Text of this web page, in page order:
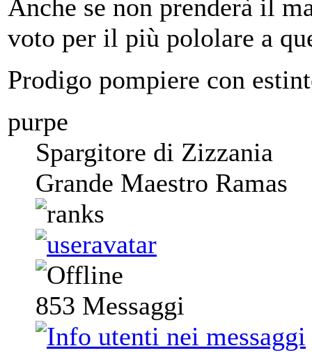
Anche se non prenderà il
voto per il più pololare a
Prodigo pompiere con
purpe
Spargitore di Zizzania
Grande Maestro Ramas
853 Messaggi